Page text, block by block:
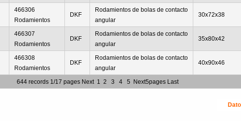
466306
Rodamientos
DKF
Rodamientos de bolas de contacto
angular
30x72x38
466307
Rodamientos
DKF
Rodamientos de bolas de contacto
angular
35x80x42
466308
Rodamientos
DKF
Rodamientos de bolas de contacto
angular
40x90x46
644 records 1/17 pages Next 1 2 3 4 5 Next5pages Last